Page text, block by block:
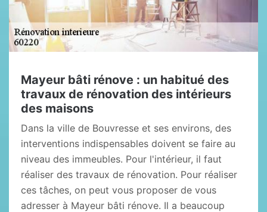
Mayeur bâti rénove : un habitué des
travaux de rénovation des intérieurs
des maisons
Dans la ville de Bouvresse et ses environs, des
interventions indispensables doivent se faire au
niveau des immeubles. Pour l'intérieur, il faut
réaliser des travaux de rénovation. Pour réaliser
ces tâches, on peut vous proposer de vous
adresser à Mayeur bâti rénove. Il a beaucoup